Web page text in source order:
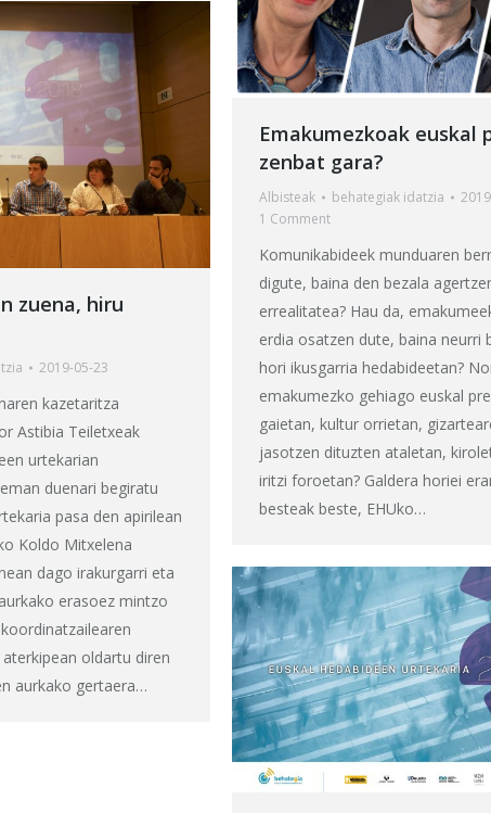
Emakumezkoak euskal
zenbat gara?
Albisteak behategiak idatzia
1 Comment
Komunikabideek munduaren
digute, baina den bezala
errealitatea? Hau da,
erdia osatzen dute, baina neurri
hori ikusgarria hedabideetan?
emakumezko gehiago euskal
gaietan, kultur orrietan,
jasotzen dituzten ataletan,
iritzi foroetan? Galdera horiei
besteak beste, EHUko…
zuena, hiru
2019-05-23
kazetaritza
Astibia Teiletxeak
urtekarian
duenari begiratu
pasa den apirilean
Koldo Mitxelena
dago irakurgarri eta
erasoez mintzo
oldartu diren
aurkako gertaera…